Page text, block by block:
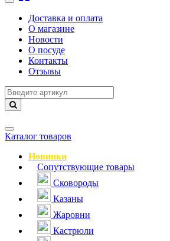
Toggle
navigationДоставка и оплата
О магазине
Новости
О посуде
Контакты
Отзывы
Навигация
Каталог товаров
Новинки
Сопутствующие товары
Сковороды
Казаны
Жаровни
Кастрюли